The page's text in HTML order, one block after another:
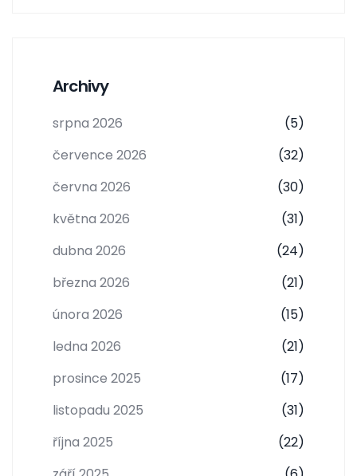
Archivy
srpna 2026
(5)
července 2026
(32)
června 2026
(30)
května 2026
(31)
dubna 2026
(24)
března 2026
(21)
února 2026
(15)
ledna 2026
(21)
prosince 2025
(17)
listopadu 2025
(31)
října 2025
(22)